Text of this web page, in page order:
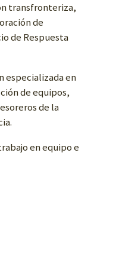
transfronteriza,
de
de Respuesta
especializada en
de equipos,
de la
en equipo e